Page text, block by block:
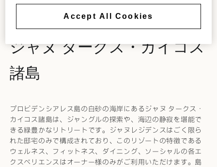
タークス・カイコス諸島
ジャヌ タークス・カイコス
諸島
プロビデンシアレス島の白砂の海岸にあるジャヌ タークス・
カイコス諸島は、ジャングルの探索や、海辺の静寂を堪能で
きる緑豊かなリトリートです。ジャヌレジデンスはごく限ら
れた邸宅のみで構成されており、このリゾートの特徴である
ウェルネス、フィットネス、ダイニング、ソーシャルの各エ
クスペリエンスはオーナー様のみがご利用いただけます。島
Accept All Cookies